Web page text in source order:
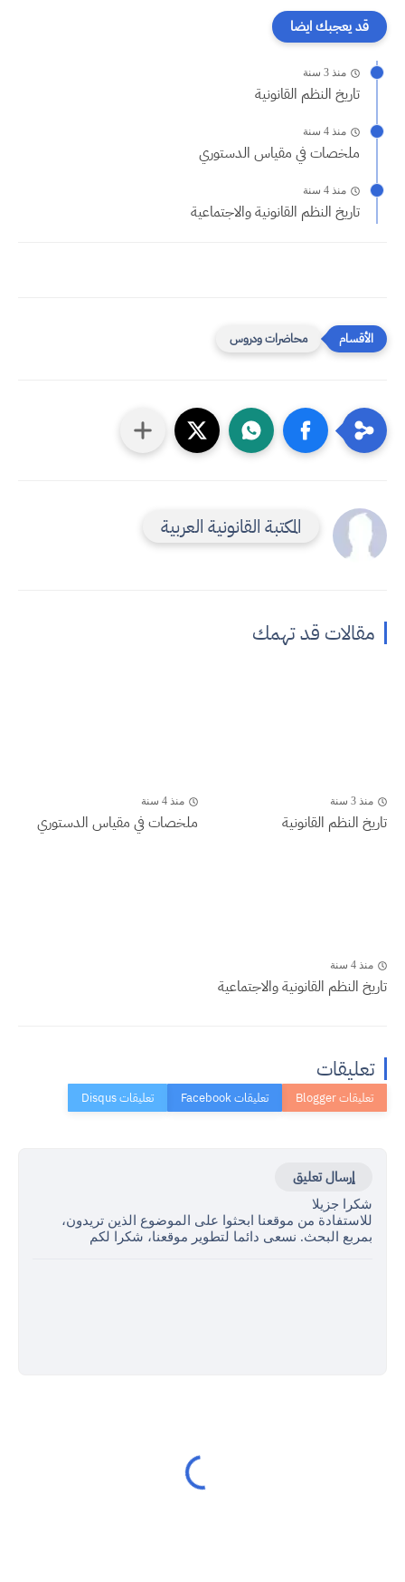
قد يعجبك ايضا
منذ 3 سنة
تاريخ النظم القانونية
منذ 4 سنة
ملخصات في مقياس الدستوري
منذ 4 سنة
تاريخ النظم القانونية والاجتماعية
محاضرات ودروس
المكتبة القانونية العربية
مقالات قد تهمك
منذ 3 سنة
تاريخ النظم القانونية
منذ 4 سنة
ملخصات في مقياس الدستوري
منذ 4 سنة
تاريخ النظم القانونية والاجتماعية
تعليقات
إرسال تعليق
شكرا جزيلا
للاستفادة من موقعنا ابحثوا على الموضوع الذين تريدون،
بمربع البحث. نسعى دائما لتطوير موقعنا، شكرا لكم